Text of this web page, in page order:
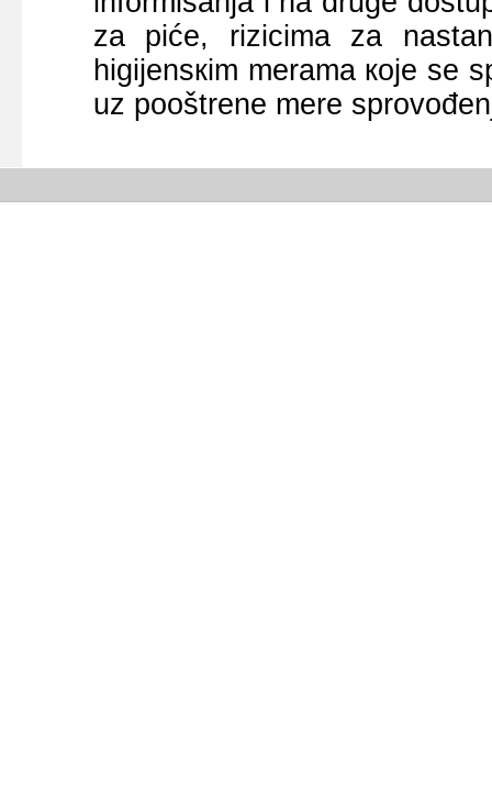
zа pićе, rizicimа zа
higiјеnsкim mеrаmа које
uz pооštrеnе mеrе